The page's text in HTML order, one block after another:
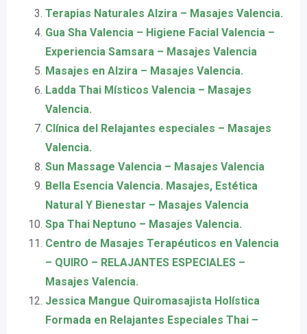
Terapias Naturales Alzira – Masajes Valencia.
Gua Sha Valencia – Higiene Facial Valencia –
Experiencia Samsara – Masajes Valencia
Masajes en Alzira – Masajes Valencia.
Ladda Thai Místicos Valencia – Masajes
Valencia.
Clínica del Relajantes especiales – Masajes
Valencia.
Sun Massage Valencia – Masajes Valencia
Bella Esencia Valencia. Masajes, Estética
Natural Y Bienestar – Masajes Valencia
Spa Thai Neptuno – Masajes Valencia.
Centro de Masajes Terapéuticos en Valencia
– QUIRO – RELAJANTES ESPECIALES –
Masajes Valencia.
Jessica Mangue Quiromasajista Holística
Formada en Relajantes Especiales Thai –